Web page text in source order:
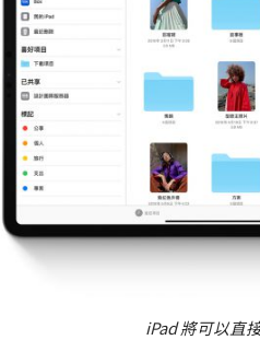
iPad 將可以直